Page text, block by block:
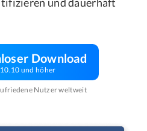
Download
und höher
Nutzer weltweit